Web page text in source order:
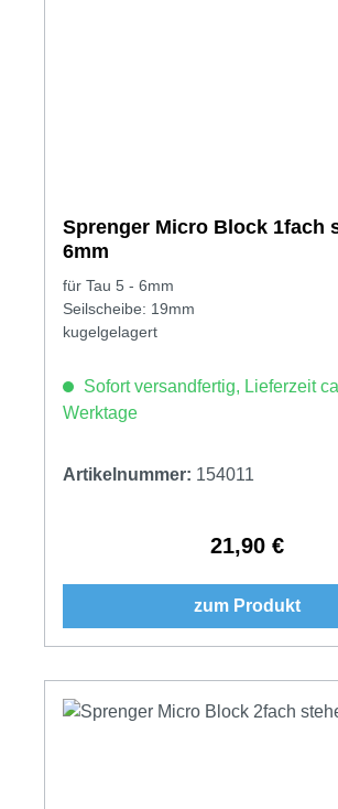
Sprenger Micro Block 1fach
6mm
für Tau 5 - 6mm
Seilscheibe: 19mm
kugelgelagert
Sofort versandfertig, Lieferzeit
Werktage
Artikelnummer: 154011
Regulärer
21,90 €
zum Produkt